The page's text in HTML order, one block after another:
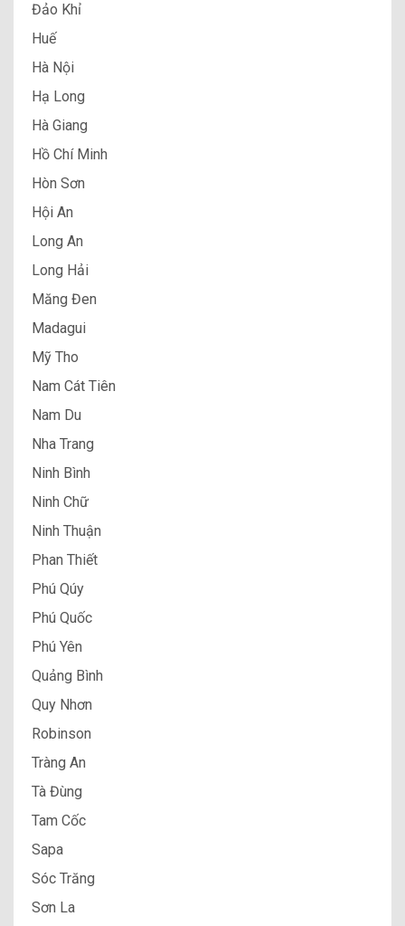
Đảo Khỉ
Huế
Hà Nội
Hạ Long
Hà Giang
Hồ Chí Minh
Hòn Sơn
Hội An
Long An
Long Hải
Măng Đen
Madagui
Mỹ Tho
Nam Cát Tiên
Nam Du
Nha Trang
Ninh Bình
Ninh Chữ
Ninh Thuận
Phan Thiết
Phú Qúy
Phú Quốc
Phú Yên
Quảng Bình
Quy Nhơn
Robinson
Tràng An
Tà Đùng
Tam Cốc
Sapa
Sóc Trăng
Sơn La